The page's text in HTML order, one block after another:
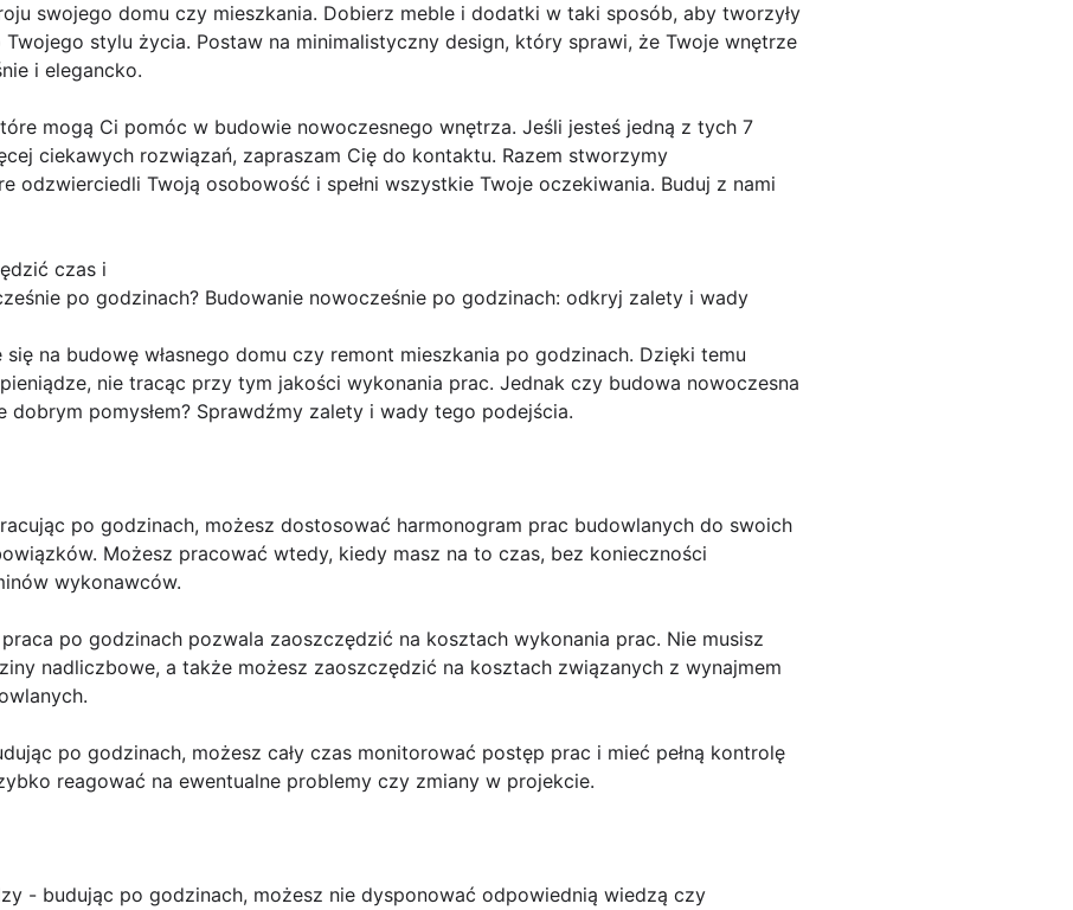
swojego domu czy mieszkania. Dobierz meble i dodatki w taki sposób, aby tworzyły
Twojego stylu życia. Postaw na minimalistyczny design, który sprawi, że Twoje wnętrze
i elegancko.
mogą Ci pomóc w budowie nowoczesnego wnętrza. Jeśli jesteś jedną z tych 7
ciekawych rozwiązań, zapraszam Cię do kontaktu. Razem stworzymy
odzwierciedli Twoją osobowość i spełni wszystkie Twoje oczekiwania. Buduj z nami
czas i
po godzinach? Budowanie nowocześnie po godzinach: odkryj zalety i wady
na budowę własnego domu czy remont mieszkania po godzinach. Dzięki temu
nie tracąc przy tym jakości wykonania prac. Jednak czy budowa nowoczesna
pomysłem? Sprawdźmy zalety i wady tego podejścia.
po godzinach, możesz dostosować harmonogram prac budowlanych do swoich
Możesz pracować wtedy, kiedy masz na to czas, bez konieczności
wykonawców.
po godzinach pozwala zaoszczędzić na kosztach wykonania prac. Nie musisz
nadliczbowe, a także możesz zaoszczędzić na kosztach związanych z wynajmem
po godzinach, możesz cały czas monitorować postęp prac i mieć pełną kontrolę
reagować na ewentualne problemy czy zmiany w projekcie.
- budując po godzinach, możesz nie dysponować odpowiednią wiedzą czy